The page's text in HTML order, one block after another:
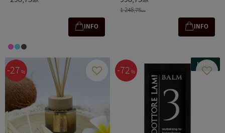
INFO
1 248,75SEK
INFO
27 % Lägg till i favoriter
72 %
NYHET